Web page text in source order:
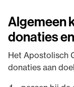
Algemeen
donaties
Het Apostolisch
donaties aan